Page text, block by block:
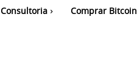
Consultoria Comprar Bitcoin